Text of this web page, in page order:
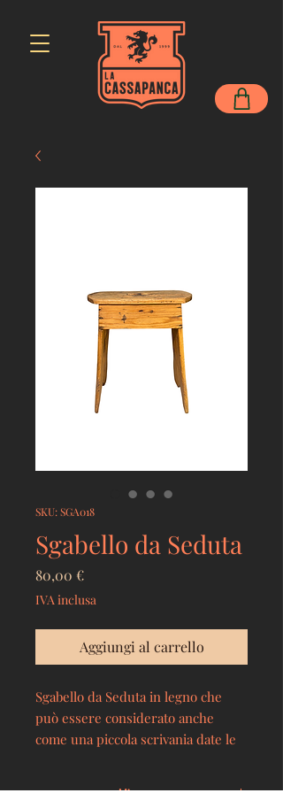
SKU: SGA018
Sgabello da Seduta
80,00 €Prezzo
IVA inclusa
Aggiungi al carrello
Sgabello da Seduta in legno che
può essere considerato anche
come una piccola scrivania date le